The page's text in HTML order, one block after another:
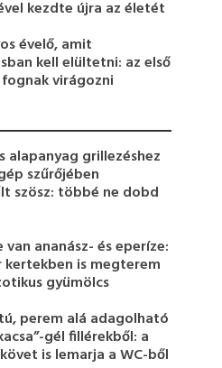
kezdte újra az életét
évelő, amit
kell elültetni: az első
virágozni
alapanyag grillezéshez
szűrőjében
szösz: többé ne dobd
van ananász- és eperíze:
kertekben is megterem
gyümölcs
perem alá adagolható
gél fillérekből: a
is lemarja a WC-ből